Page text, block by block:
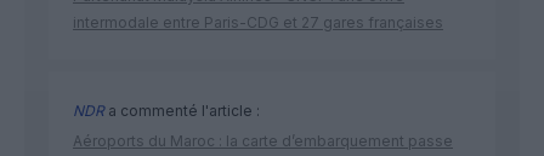
intermodale entre Paris-CDG et 27 gares françaises
NDRa commenté l'article :
Aéroports du Maroc : la carte d’embarquement passe